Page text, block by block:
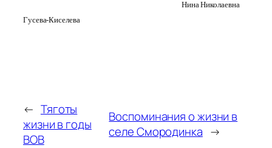
Нина Николаевна
Гусева-Киселева
← Тяготы
жизни в годы
ВОВ
Воспоминания о жизни в
селе Смородинка →